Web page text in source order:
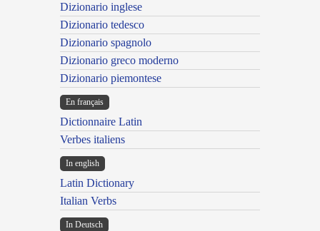
Dizionario inglese
Dizionario tedesco
Dizionario spagnolo
Dizionario greco moderno
Dizionario piemontese
En français
Dictionnaire Latin
Verbes italiens
In english
Latin Dictionary
Italian Verbs
In Deutsch